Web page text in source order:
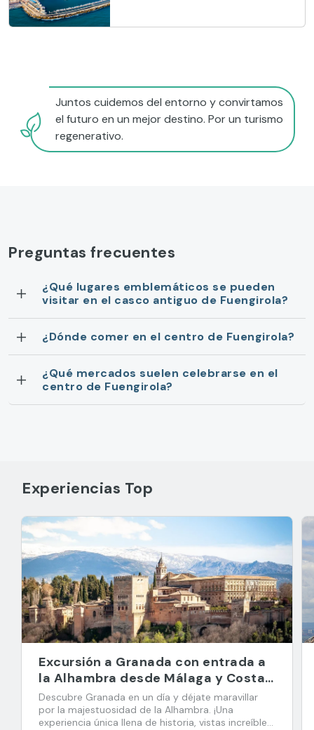
Juntos cuidemos del entorno y convirtamos
el futuro en un mejor destino. Por un turismo
regenerativo.
Preguntas frecuentes
¿Qué lugares emblemáticos se pueden
visitar en el casco antiguo de Fuengirola?
¿Dónde comer en el centro de Fuengirola?
¿Qué mercados suelen celebrarse en el
centro de Fuengirola?
Experiencias Top
Excursión a Granada con entrada a
la Alhambra desde Málaga y Costa
del Sol
Descubre Granada en un día y déjate maravillar
por la majestuosidad de la Alhambra. ¡Una
experiencia única llena de historia, vistas increíbles